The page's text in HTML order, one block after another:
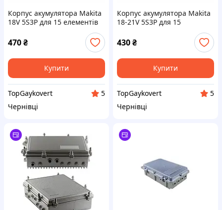
Корпус акумулятора Makita
18V 5S3P для 15 елементів
18650 з BMS платою на 5
MOSFET, індикатором
заряду та комплектом для
складання
470₴
Купити
TopGaykovert
5
Чернівці
Корпус акумулятора Makita
18-21V 5S3P для 15
платою та індикатором
заряду, комплект для
складання
430₴
Купити
TopGaykovert
5
Чернівці